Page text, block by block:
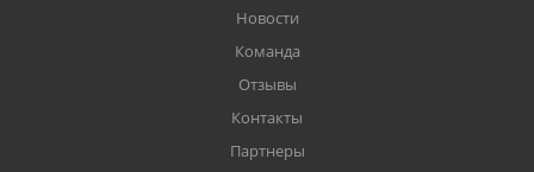
Новости
Команда
Отзывы
Контакты
Партнеры